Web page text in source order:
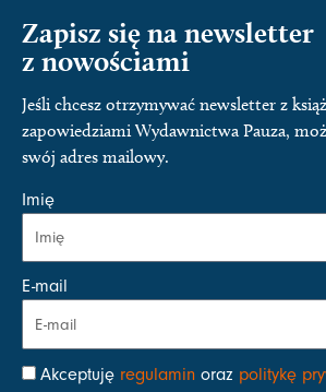
Zapisz się na newsletter
z nowościami
Jeśli chcesz otrzymywać newsletter z
zapowiedziami Wydawnictwa Pauza,
swój adres mailowy.
Imię
E-mail
Akceptuję regulamin oraz politykę